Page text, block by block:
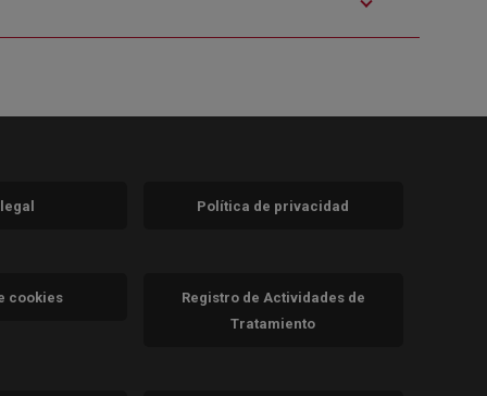
Política de privacidad
cookies
Registro de Actividades de
Tratamiento